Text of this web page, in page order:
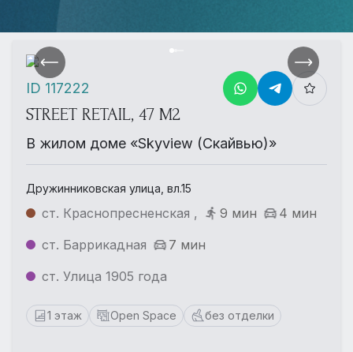
STREET RETAIL, 47 М2
В жилом доме «Skyview (Скайвью)»
Дружинниковская улица, вл.15
ст. Краснопресненская , 9 мин
4 мин
ст. Баррикадная
7 мин
ст. Улица 1905 года
1 этаж Open Space без отделки
ID 117222